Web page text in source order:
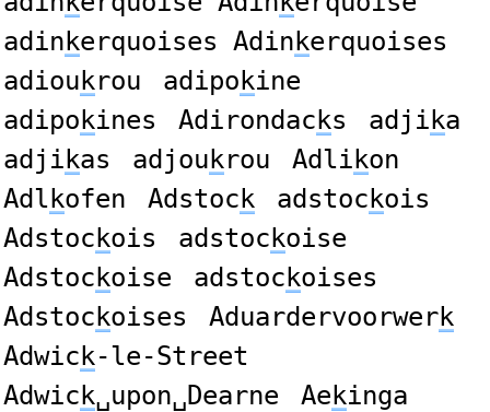
adin kerquoises Adin kerquoises
adiou krou adipo kine
adipo kines Adirondac ks adji ka
adji kas adjou krou Adli kon
Adl kofen Adstoc k adstoc kois
Adstoc kois adstoc koise
Adstoc koise adstoc koises
Adstoc koises Aduardervoorwerk
Adwic k-le-Street
Adwic k␣upon␣Dearne Ae kinga